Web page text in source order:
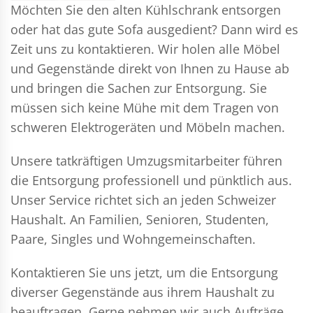
Möchten Sie den alten Kühlschrank entsorgen
oder hat das gute Sofa ausgedient? Dann wird es
Zeit uns zu kontaktieren. Wir holen alle Möbel
und Gegenstände direkt von Ihnen zu Hause ab
und bringen die Sachen zur Entsorgung. Sie
müssen sich keine Mühe mit dem Tragen von
schweren Elektrogeräten und Möbeln machen.
Unsere tatkräftigen Umzugsmitarbeiter führen
die Entsorgung professionell und pünktlich aus.
Unser Service richtet sich an jeden Schweizer
Haushalt. An Familien, Senioren, Studenten,
Paare, Singles und Wohngemeinschaften.
Kontaktieren Sie uns jetzt, um die Entsorgung
diverser Gegenstände aus ihrem Haushalt zu